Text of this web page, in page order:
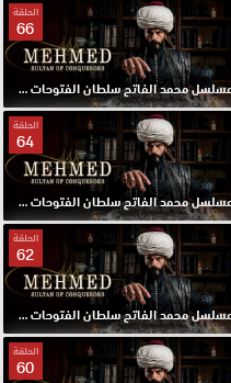
الحلقة
66
مسلسل محمد الفاتح سلطان الفتوحات مترجم الحلقة 66 HD
الحلقة
64
مسلسل محمد الفاتح سلطان الفتوحات مترجم الحلقة 64 HD
الحلقة
62
مسلسل محمد الفاتح سلطان الفتوحات مترجم الحلقة 62 HD
الحلقة
60